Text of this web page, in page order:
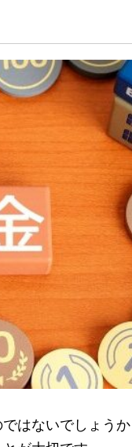
はないでしょう